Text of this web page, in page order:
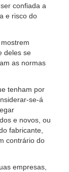
confiada a
e risco do
deles se
as normas
tenham por
se-á
e novos, ou
fabricante,
contrário do
empresas,